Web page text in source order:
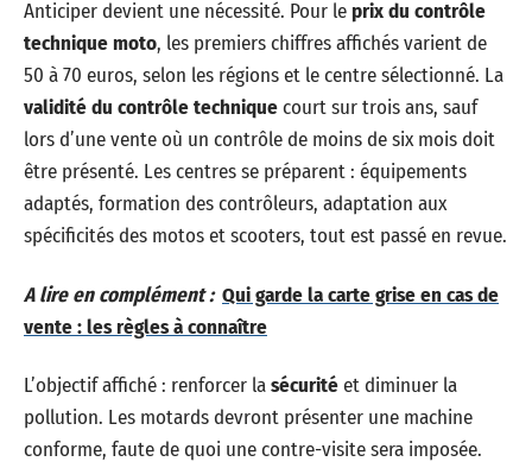
Anticiper devient une nécessité. Pour leprix du contrôle
technique moto, les premiers chiffres affichés varient de
50 à 70 euros, selon les régions et le centre sélectionné. La
validité du contrôle techniquecourt sur trois ans, sauf
lors d’une vente où un contrôle de moins de six mois doit
être présenté. Les centres se préparent : équipements
adaptés, formation des contrôleurs, adaptation aux
spécificités des motos et scooters, tout est passé en revue.
A lire en complément : Qui garde la carte grise en cas de
vente : les règles à connaître
L’objectif affiché : renforcer lasécuritéet diminuer la
pollution. Les motards devront présenter une machine
conforme, faute de quoi une contre-visite sera imposée.